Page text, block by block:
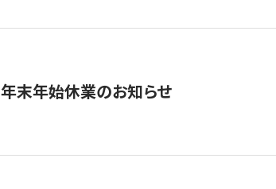
年末年始休業のお知らせ